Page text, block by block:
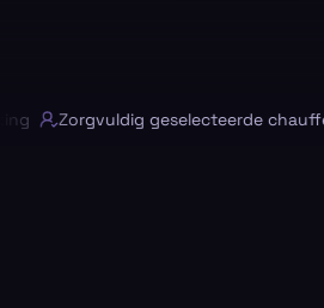
Zorgvuldig geselecteerde chauffeurs